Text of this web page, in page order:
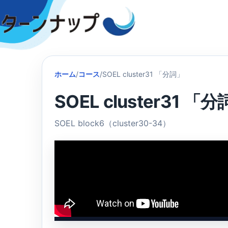
to
content
ホーム/コース/SOEL cluster31 「分詞」
SOEL cluster31 「分
SOEL block6（cluster30-34）